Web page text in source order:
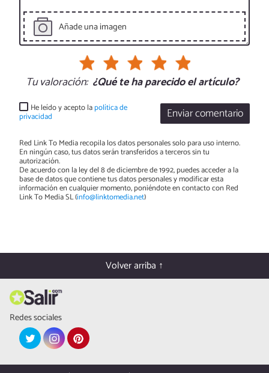
Añade una imagen
Tu valoración: ¿Qué te ha parecido el artículo?
Enviar comentario
He leído y acepto lapolítica de
privacidad
Red Link To Media recopila los datos personales solo para uso interno.
En ningún caso, tus datos serán transferidos a terceros sin tu
autorización.
De acuerdo con la ley del 8 de diciembre de 1992, puedes acceder a la
base de datos que contiene tus datos personales y modificar esta
información en cualquier momento, poniéndote en contacto con Red
Link To Media SL (info@linktomedia.net)
Volver arriba ↑
Redes sociales